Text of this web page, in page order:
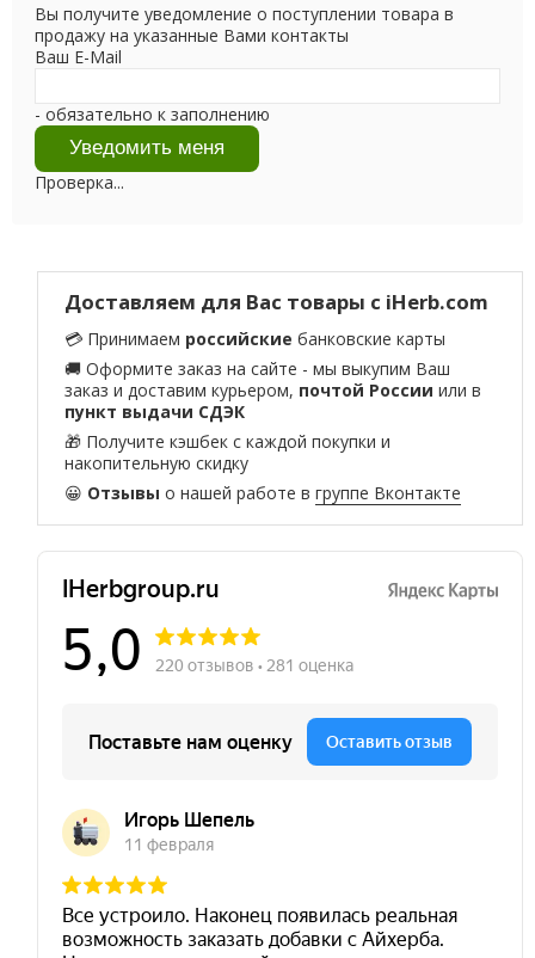
Вы получите уведомление о поступлении товара в
продажу на указанные Вами контакты
Ваш E-Mail
- обязательно к заполнению
Проверка...
Доставляем для Вас товары с iHerb.com
💳 Принимаем российские банковские карты
🚚 Оформите заказ на сайте - мы выкупим Ваш
заказ и доставим курьером, почтой России или в
пункт выдачи СДЭК
🎁 Получите кэшбек с каждой покупки и
накопительную скидку
😀 Отзывы о нашей работе вгруппе Вконтакте